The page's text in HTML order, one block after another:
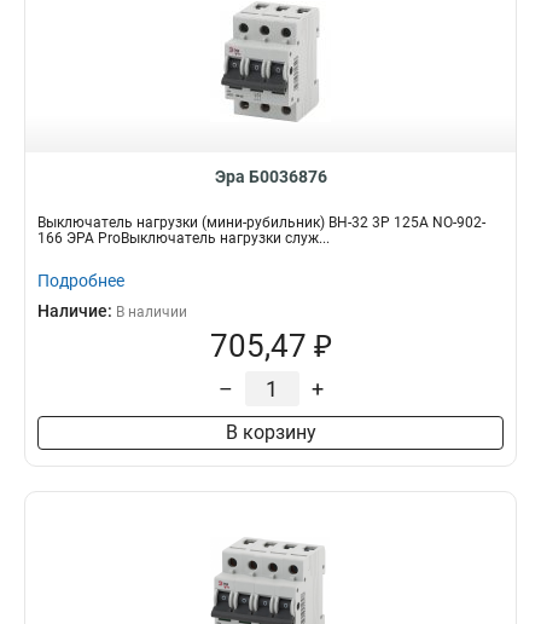
Эра Б0036876
Выключатель нагрузки (мини-рубильник) ВН-32 3P 125A NO-902-
166 ЭРА ProВыключатель нагрузки служ...
Подробнее
Наличие: В наличии
705,47 ₽
– +
В корзину